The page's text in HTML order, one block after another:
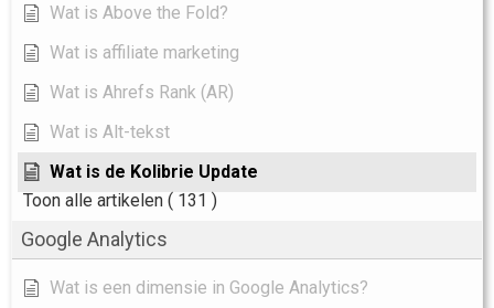
Wat is Above the Fold?
Wat is affiliate marketing
Wat is Ahrefs Rank (AR)
Wat is Alt-tekst
Wat is de Kolibrie Update
Toon alle artikelen ( 131 )
Google Analytics
Wat is een dimensie in Google Analytics?